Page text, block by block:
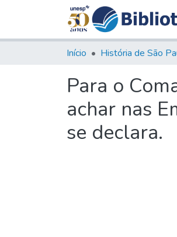
Início História de São
Para o
achar nas
se declara.